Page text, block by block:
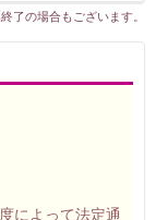
了の場合もございます。
によって法定通